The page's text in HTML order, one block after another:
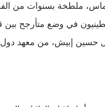
ملطخة بسنوات من
في وضع متأرجح
حسين إبيش، من معهد دول